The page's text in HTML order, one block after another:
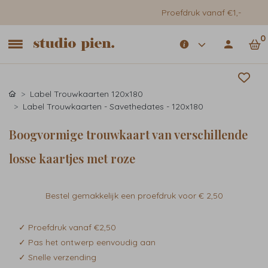
Proefdruk vanaf €1,-
0
Label Trouwkaarten 120x180
Label Trouwkaarten - Savethedates - 120x180
Boogvormige trouwkaart van verschillende
losse kaartjes met roze
Bestel gemakkelijk een proefdruk voor € 2,50
✓ Proefdruk vanaf €2,50
✓ Pas het ontwerp eenvoudig aan
✓ Snelle verzending